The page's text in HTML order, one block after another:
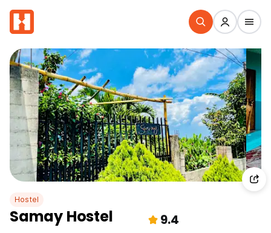
Hostel
Samay Hostel 9.4